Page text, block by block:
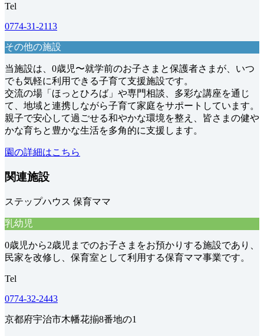
Tel
0774-31-2113
その他の施設
当施設は、0歳児〜就学前のお子さまと保護者さまが、いつ
でも気軽に利用できる子育て支援施設です。
交流の場「ほっとひろば」や専門相談、多彩な講座を通じ
て、地域と連携しながら子育て家庭をサポートしています。
親子で安心して過ごせる和やかな環境を整え、皆さまの健や
かな育ちと豊かな生活を多角的に支援します。
園の詳細はこちら
関連施設
ステップハウス 保育ママ
乳幼児
0歳児から2歳児までのお子さまをお預かりする施設であり、
民家を改修し、保育室として利用する保育ママ事業です。
Tel
0774-32-2443
京都府宇治市木幡花揃8番地の1